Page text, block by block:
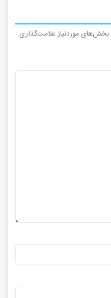
بخش‌های موردنیاز علامت‌گذاری